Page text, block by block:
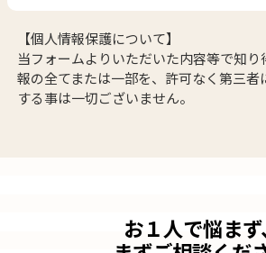
【個人情報保護について】
当フォームよりいただいた内容等で知
報の全てまたは一部を、許可なく第三者
する事は一切ございません。
お１人で悩まず